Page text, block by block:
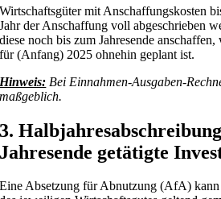
Wirtschaftsgüter mit Anschaffungskosten
Jahr der Anschaffung voll abgeschrieben
diese noch bis zum Jahresende
für (Anfang) 2025 ohnehin geplant ist.
Hinweis: Bei Einnahmen-Ausgaben-
maßgeblich.
3.
Jahresende getätigte
Eine Absetzung für Abnutzung (AfA) kann